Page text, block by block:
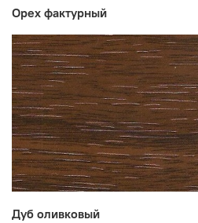
Орех фактурный
Дуб оливковый